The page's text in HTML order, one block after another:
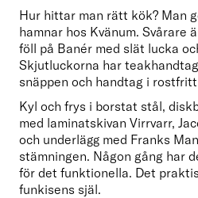
Hur hittar man rätt kök? Man
hamnar hos Kvänum. Svårare
föll på Banér med slät lucka
Skjutluckorna har
snäppen och handtag i
Kyl och frys i borstat stål,
med laminatskivan Virrvarr,
och underlägg med Franks
stämningen. Någon gång har
för det funktionella. Det
funkisens själ.